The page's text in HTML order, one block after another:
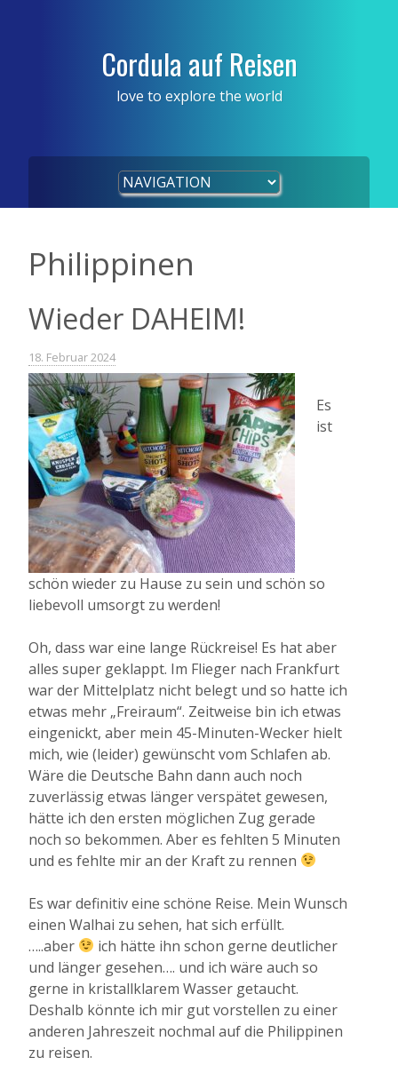
Cordula auf Reisen
love to explore the world
Philippinen
Wieder DAHEIM!
18. Februar 2024
Es
ist
schön wieder zu Hause zu sein und schön so
liebevoll umsorgt zu werden!
Oh, dass war eine lange Rückreise! Es hat aber
alles super geklappt. Im Flieger nach Frankfurt
war der Mittelplatz nicht belegt und so hatte ich
etwas mehr „Freiraum“. Zeitweise bin ich etwas
eingenickt, aber mein 45-Minuten-Wecker hielt
mich, wie (leider) gewünscht vom Schlafen ab.
Wäre die Deutsche Bahn dann auch noch
zuverlässig etwas länger verspätet gewesen,
hätte ich den ersten möglichen Zug gerade
noch so bekommen. Aber es fehlten 5 Minuten
und es fehlte mir an der Kraft zu rennen
Es war definitiv eine schöne Reise. Mein Wunsch
einen Walhai zu sehen, hat sich erfüllt.
…..aber
ich hätte ihn schon gerne deutlicher
und länger gesehen…. und ich wäre auch so
gerne in kristallklarem Wasser getaucht.
Deshalb könnte ich mir gut vorstellen zu einer
anderen Jahreszeit nochmal auf die Philippinen
zu reisen.